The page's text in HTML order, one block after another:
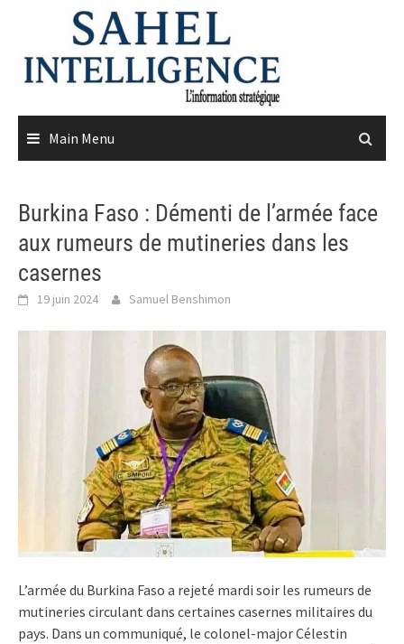
content
Main Menu
Burkina Faso : Démenti de l’armée face
aux rumeurs de mutineries dans les
casernes
19 juin 2024 Samuel Benshimon
L’armée du Burkina Faso a rejeté mardi soir les rumeurs de
mutineries circulant dans certaines casernes militaires du
pays. Dans un communiqué, le colonel-major Célestin